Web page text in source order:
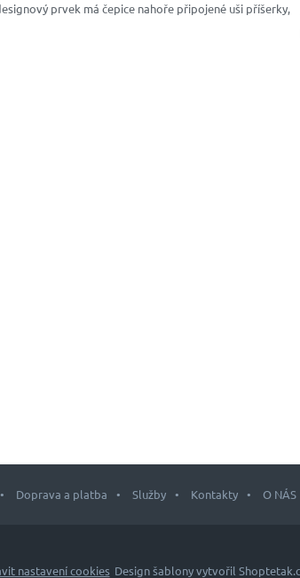
prvek má čepice nahoře připojené uši příšerky,
Doprava a platba Služby Kontakty O NÁS
nastavení cookies Design šablony vytvořil